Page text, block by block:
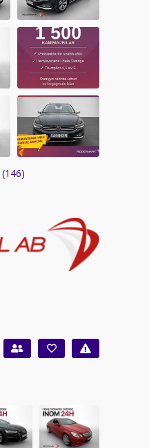
(146)